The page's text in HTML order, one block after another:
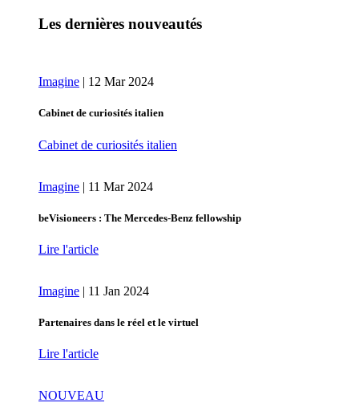
Les dernières nouveautés
Imagine | 12 Mar 2024
Cabinet de curiosités italien
Cabinet de curiosités italien
Imagine | 11 Mar 2024
beVisioneers : The Mercedes‑Benz fellowship
Lire l'article
Imagine | 11 Jan 2024
Partenaires dans le réel et le virtuel
Lire l'article
NOUVEAU